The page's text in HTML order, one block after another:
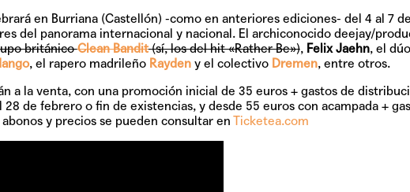
en Burriana (Castellón) -como en anteriores ediciones- del 4 al 7 de
del panorama internacional y nacional. El archiconocido deejay/
británicoClean Bandit(sí, los del hit «Rather Be»), Felix Jaehn, el dúo
, el rapero madrileño Raydeny el colectivo Dremen, entre otros.
a la venta, con una promoción inicial de 35 euros + gastos de
28 de febrero o fin de existencias, y desde 55 euros con acampada +
y precios se pueden consultar en Ticketea.com